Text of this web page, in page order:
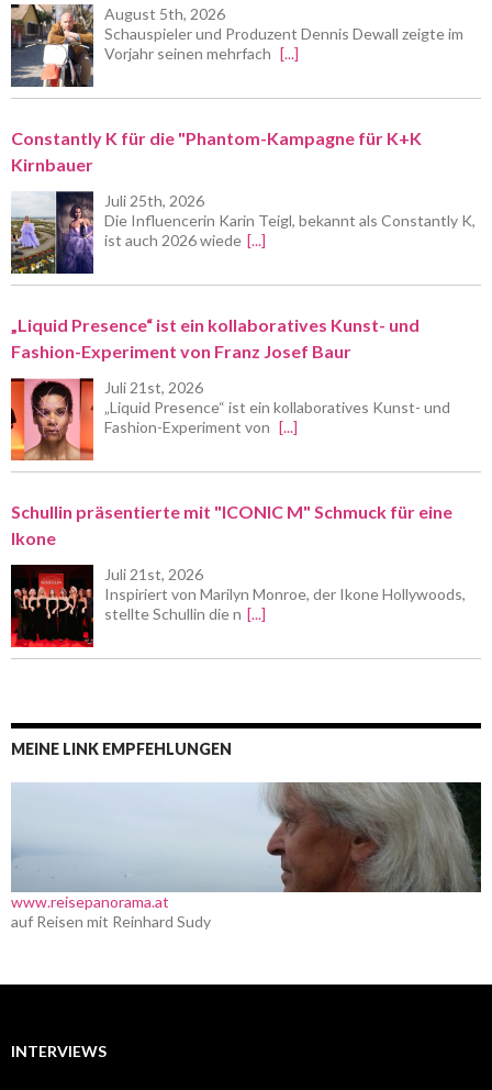
August 5th, 2026
Schauspieler und Produzent Dennis Dewall zeigte im
Vorjahr seinen mehrfach
[...]
Constantly K für die "Phantom-Kampagne für K+K
Kirnbauer
Juli 25th, 2026
Die Influencerin Karin Teigl, bekannt als Constantly K,
ist auch 2026 wiede [...]
„Liquid Presence“ ist ein kollaboratives Kunst- und
Fashion-Experiment von Franz Josef Baur
Juli 21st, 2026
„Liquid Presence“ ist ein kollaboratives Kunst- und
Fashion-Experiment von
[...]
Schullin präsentierte mit "ICONIC M" Schmuck für eine
Ikone
Juli 21st, 2026
Inspiriert von Marilyn Monroe, der Ikone Hollywoods,
stellte Schullin die n [...]
MEINE LINK EMPFEHLUNGEN
www.reisepanorama.at
auf Reisen mit Reinhard Sudy
INTERVIEWS